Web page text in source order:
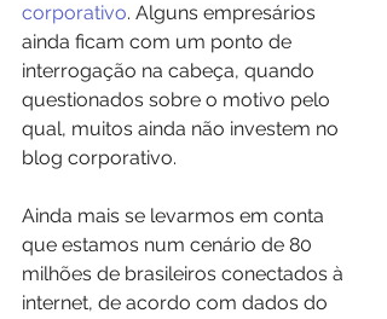
corporativo. Alguns empresários
ainda ficam com um ponto de
interrogação na cabeça, quando
questionados sobre o motivo pelo
qual, muitos ainda não investem no
blog corporativo.
Ainda mais se levarmos em conta
que estamos num cenário de 80
milhões de brasileiros conectados à
internet, de acordo com dados do